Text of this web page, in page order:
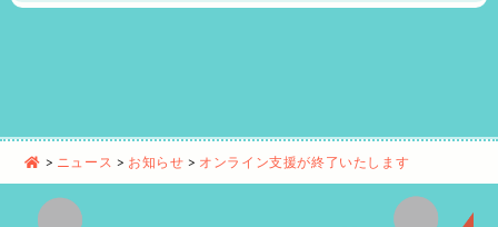
> ニュース > お知らせ > オンライン支援が終了いたします